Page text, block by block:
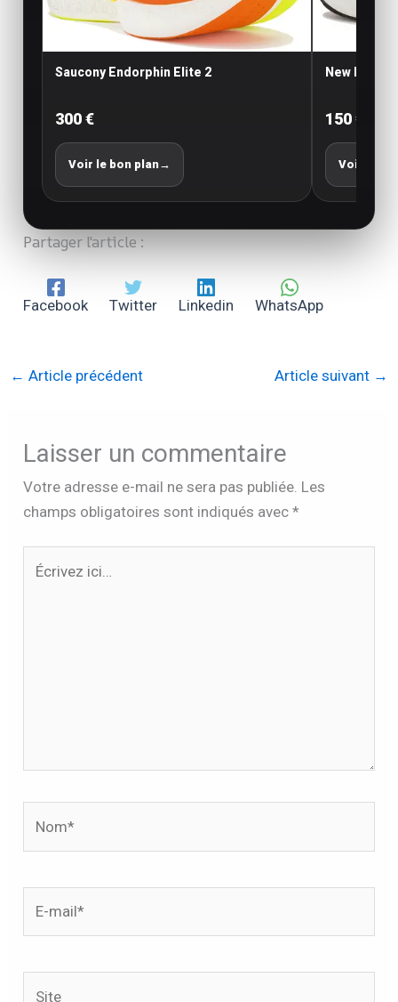
Saucony Endorphin Elite 2
300 €
Voir le bon plan→
New
150 €
Voir le
Partager l'article :
Facebook Twitter Linkedin WhatsApp
← Article précédent Article suivant →
Laisser un commentaire
Votre adresse e-mail ne sera pas publiée. Les
champs obligatoires sont indiqués avec*